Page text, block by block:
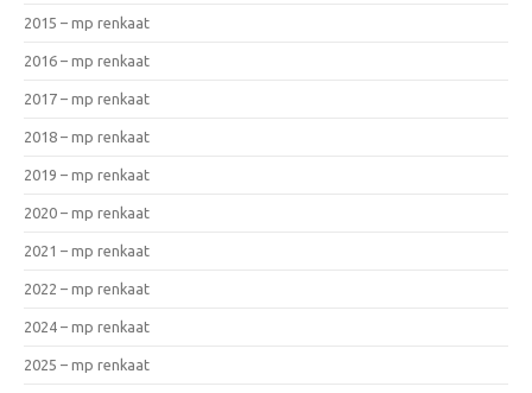
2015 – mp renkaat
2016 – mp renkaat
2017 – mp renkaat
2018 – mp renkaat
2019 – mp renkaat
2020 – mp renkaat
2021 – mp renkaat
2022 – mp renkaat
2024 – mp renkaat
2025 – mp renkaat